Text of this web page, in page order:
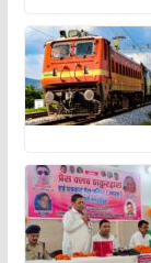
o
o
k
A
p
p